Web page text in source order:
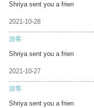
Shriya sent you a frien
2021-10-28
游客
Shriya sent you a frien
2021-10-27
游客
Shriya sent you a frien